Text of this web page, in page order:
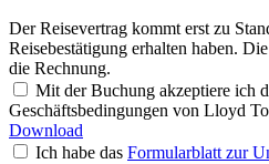
Der Reisevertrag kommt erst zu
Reisebestätigung erhalten haben.
die Rechnung.
Mit der Buchung akzeptiere ich
Geschäftsbedingungen von Lloyd
Download
Ich habe das Formularblatt zur